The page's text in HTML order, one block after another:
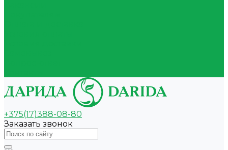
+375(17)388-08-80
Заказать звонок